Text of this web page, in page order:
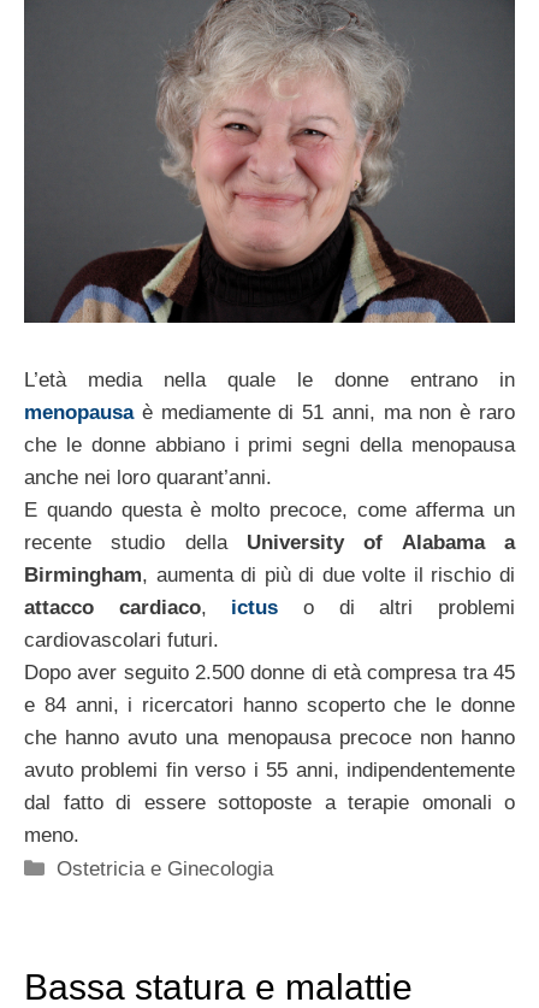
L’età media nella quale le donne entrano in
menopausaè mediamente di 51 anni, ma non è raro
che le donne abbiano i primi segni della menopausa
anche nei loro quarant’anni.
E quando questa è molto precoce, come afferma un
recente studio della University of Alabama a
Birmingham, aumenta di più di due volte il rischio di
attacco cardiaco, ictus o di altri problemi
cardiovascolari futuri.
Dopo aver seguito 2.500 donne di età compresa tra 45
e 84 anni, i ricercatori hanno scoperto che le donne
che hanno avuto una menopausa precoce non hanno
avuto problemi fin verso i 55 anni, indipendentemente
dal fatto di essere sottoposte a terapie omonali o
meno.
Categorie
Ostetricia e Ginecologia
Bassa statura e malattie